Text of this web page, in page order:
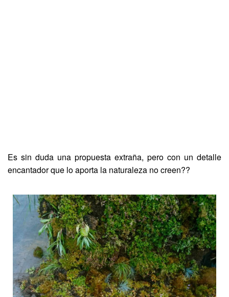
Es sin duda una propuesta extraña, pero con un detalle
encantador que lo aporta la naturaleza no creen??